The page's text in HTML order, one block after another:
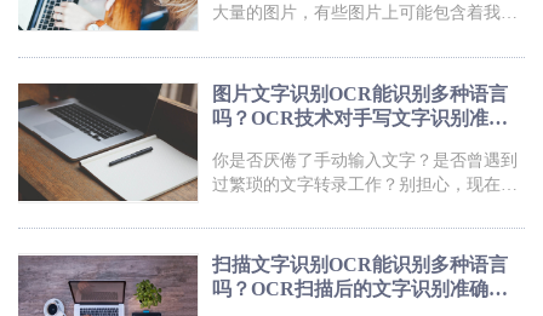
大量的图片，有些图片上可能包含着我们
贴。这可真是太让人头疼了！不过，现在
有一种神奇的技术，可以帮你解决这个难
题！它就是图片识别文字OCR技术。只需
要将图片拍下或上传到电脑，这个技术就
能够自动识别出图片中的文字，并转化为
可编辑的文本。想象一下，以后再也不用
片就能搞定！这简直是科技进步的奇迹
啊！不信你就试试看，你会被这项技术的
图片文字识别OCR能识别多种语言
吗？OCR技术对手写文字识别准确
你是否厌倦了手动输入文字？是否曾遇到
过繁琐的文字转录工作？别担心，现在有
OCR！它可以轻松将图片中的文字提取出
来，让繁杂的转录工作瞬间变得简单易
行。不管是扫描文档、名片、菜单还是书
籍，只需一拍即可自动识别，真是方便到
扫描文字识别OCR能识别多种语言
吗？OCR扫描后的文字识别准确